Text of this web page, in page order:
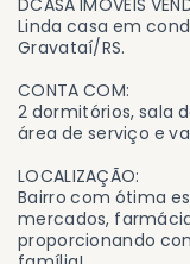
DCASA IMÓVEIS
Linda casa em
Gravataí/RS.
CONTA COM:
2 dormitórios, sala
área de serviço e
LOCALIZAÇÃO:
Bairro com ótima
mercados,
proporcionando